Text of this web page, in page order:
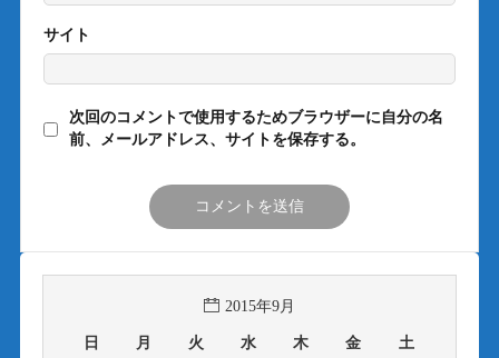
サイト
次回のコメントで使用するためブラウザーに自分の名
前、メールアドレス、サイトを保存する。
2015年9月
日 月 火 水 木 金 土